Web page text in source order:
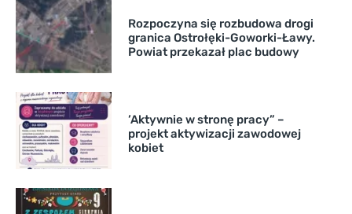
Rozpoczyna się rozbudowa drogi
granica Ostrołęki-Goworki-Ławy.
Powiat przekazał plac budowy
’Aktywnie w stronę pracy” –
projekt aktywizacji zawodowej
kobiet